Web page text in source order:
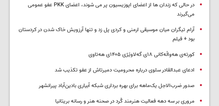
در حالی که زندان ها از اعضای اپوزیسیون پر می شوند، اعضای PKK عفو عمومی
می‌گیرند
آرام تیگران میان موسیقی ارمنی و کردی پل زد و تنها آرزویش خاک شدن در کردستان
بود + فیلم
کورتەی هەواڵەکانی ۱۸ی گەلاوێژی ۱۴۰۵ی هەتاوی
ادعای عبدالقادر سلوی درباره محرومیت دمیرتاش از عفو تکذیب شد
صدور ضرب‌الاجل یک‌ماهه برای بهره برداری شبکه آبیاری بادین‌آباد پیرانشهر
مروری بر سه دهه فعالیت هنرمند کُرد در صحنه هنر و رسانه بریتانیا